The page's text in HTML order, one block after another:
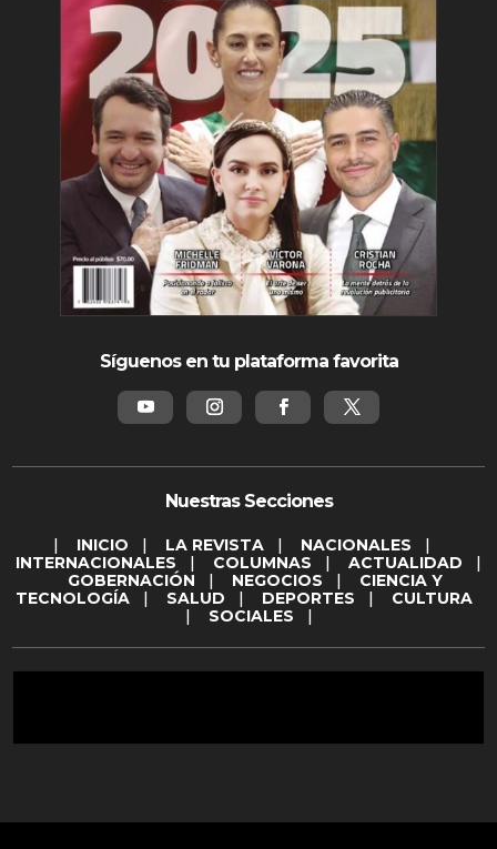
Síguenos en tu plataforma favorita
Nuestras Secciones
| INICIO | LA REVISTA | NACIONALES |
INTERNACIONALES | COLUMNAS | ACTUALIDAD |
GOBERNACIÓN | NEGOCIOS | CIENCIA Y
TECNOLOGÍA | SALUD | DEPORTES | CULTURA
| SOCIALES |